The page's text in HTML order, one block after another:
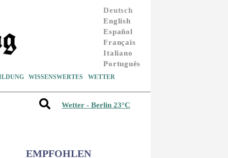
Deutsch
English
Español
Français
Italiano
Português
WISSENSWERTES WETTER
Wetter - Berlin 23°C
EMPFOHLEN